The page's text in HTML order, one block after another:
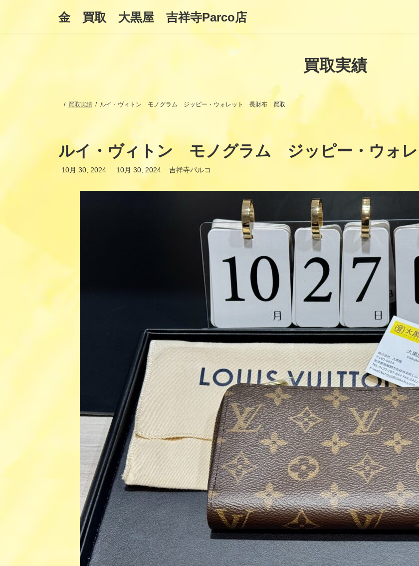
金 買取 大黒屋 吉祥寺Parco店
買取実績
買取実績 ルイ・ヴィトン モノグラム ジッピー・ウォレット 長財布 買取
ルイ・ヴィトン モノグラム ジッピー・ウォ
10月 30, 2024
最
10月 30, 2024 吉祥寺パルコ